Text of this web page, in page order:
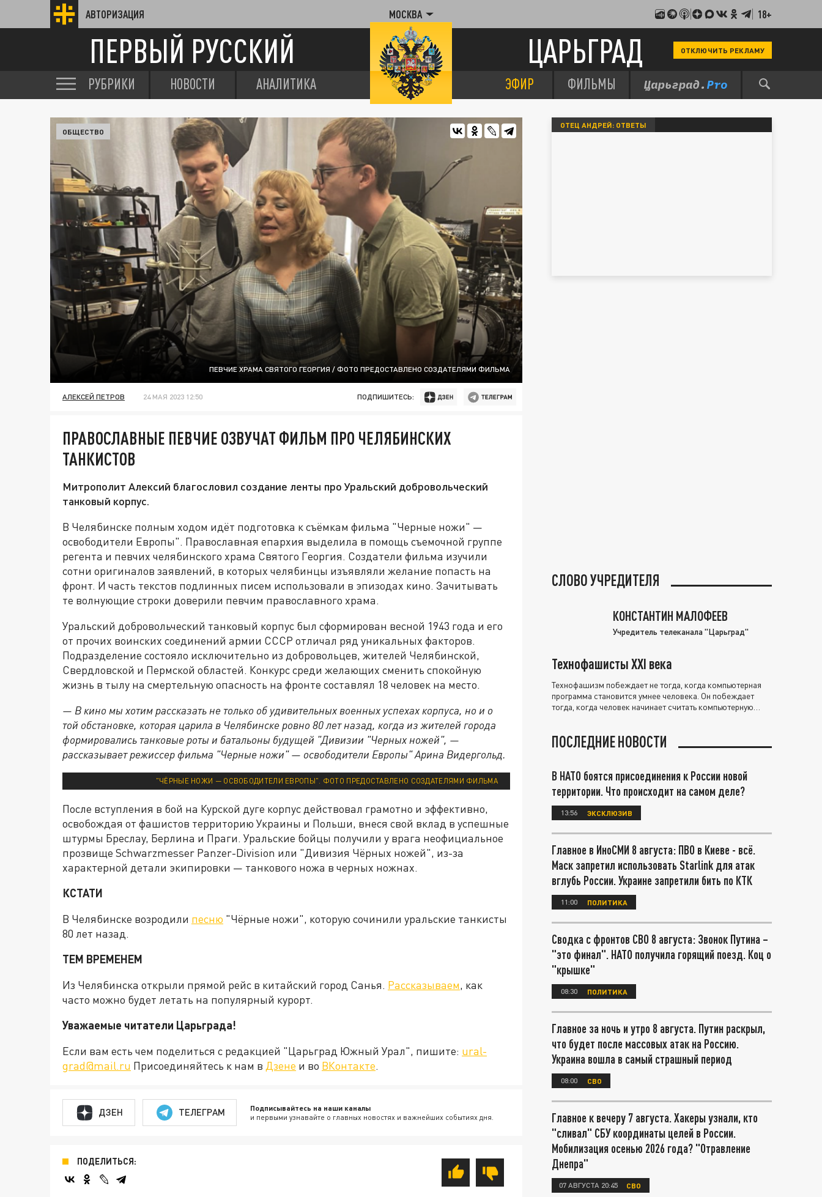
АВТОРИЗАЦИЯ МОСКВА 18+
ПЕРВЫЙ РУССКИЙ ЦАРЬГРАД ОТКЛЮЧИТЬ РЕКЛАМУ
РУБРИКИ НОВОСТИ АНАЛИТИКА ЭФИР ФИЛЬМЫ
ПЕВЧИЕ ХРАМА СВЯТОГО ГЕОРГИЯ / ФОТО ПРЕДОСТАВЛЕНО СОЗДАТЕЛЯМИ ФИЛЬМА
ОБЩЕСТВО
АЛЕКСЕЙ ПЕТРОВ 24 МАЯ 2023 12:50 ПОДПИШИТЕСЬ:
ПРАВОСЛАВНЫЕ ПЕВЧИЕ ОЗВУЧАТ ФИЛЬМ ПРО ЧЕЛЯБИНСКИХ
ТАНКИСТОВ
Митрополит Алексий благословил создание ленты про Уральский добровольческий
танковый корпус.
В Челябинске полным ходом идёт подготовка к съёмкам фильма "Черные ножи" —
освободители Европы". Православная епархия выделила в помощь съемочной группе
регента и певчих челябинского храма Святого Георгия. Создатели фильма изучили
сотни оригиналов заявлений, в которых челябинцы изъявляли желание попасть на
фронт. И часть текстов подлинных писем использовали в эпизодах кино. Зачитывать
те волнующие строки доверили певчим православного храма.
Уральский добровольческий танковый корпус был сформирован весной 1943 года и его
от прочих воинских соединений армии СССР отличал ряд уникальных факторов.
Подразделение состояло исключительно из добровольцев, жителей Челябинской,
Свердловской и Пермской областей. Конкурс среди желающих сменить спокойную
жизнь в тылу на смертельную опасность на фронте составлял 18 человек на место.
— В кино мы хотим рассказать не только об удивительных военных успехах корпуса, но и о
той обстановке, которая царила в Челябинске ровно 80 лет назад, когда из жителей города
формировались танковые роты и батальоны будущей "Дивизии "Черных ножей", —
рассказывает режиссер фильма "Черные ножи" — освободители Европы" Арина Видергольд.
"ЧЁРНЫЕ НОЖИ — ОСВОБОДИТЕЛИ ЕВРОПЫ". ФОТО ПРЕДОСТАВЛЕНО СОЗДАТЕЛЯМИ ФИЛЬМА
После вступления в бой на Курской дуге корпус действовал грамотно и эффективно,
освобождая от фашистов территорию Украины и Польши, внеся свой вклад в успешные
штурмы Бреслау, Берлина и Праги. Уральские бойцы получили у врага неофициальное
прозвище Schwarzmesser Panzer-Division или "Дивизия Чёрных ножей", из-за
характерной детали экипировки — танкового ножа в черных ножнах.
КСТАТИ
В Челябинске возродили песню "Чёрные ножи", которую сочинили уральские танкисты
80 лет назад.
ТЕМ ВРЕМЕНЕМ
Из Челябинска открыли прямой рейс в китайский город Санья. Рассказываем, как
часто можно будет летать на популярный курорт.
Уважаемые читатели Царьграда!
Если вам есть чем поделиться с редакцией "Царьград Южный Урал", пишите: ural-
grad@mail.ru Присоединяйтесь к нам в Дзене и во ВКонтакте.
ДЗЕН ТЕЛЕГРАМ Подписывайтесь на наши каналы
и первыми узнавайте о главных новостях и важнейших событиях дня.
ПОДЕЛИТЬСЯ:
ОТЕЦ АНДРЕЙ: ОТВЕТЫ
СЛОВО УЧРЕДИТЕЛЯ
КОНСТАНТИН МАЛОФЕЕВ
Учредитель телеканала "Царьград"
Технофашисты XXI века
Технофашизм побеждает не тогда, когда компьютерная
программа становится умнее человека. Он побеждает
тогда, когда человек начинает считать компьютерную
ПОСЛЕДНИЕ НОВОСТИ
В НАТО боятся присоединения к России новой
территории. Что происходит на самом деле?
13:56 ЭКСКЛЮЗИВ
Главное в ИноСМИ 8 августа: ПВО в Киеве - всё.
Маск запретил использовать Starlink для атак
вглубь России. Украине запретили бить по КТК
11:00 ПОЛИТИКА
Сводка с фронтов СВО 8 августа: Звонок Путина –
"это финал". НАТО получила горящий поезд. Коц о
"крышке"
08:30 ПОЛИТИКА
Главное за ночь и утро 8 августа. Путин раскрыл,
что будет после массовых атак на Россию.
Украина вошла в самый страшный период
08:00 СВО
Главное к вечеру 7 августа. Хакеры узнали, кто
"сливал" СБУ координаты целей в России.
Мобилизация осенью 2026 года? "Отравление
Днепра"
07 АВГУСТА 20:45 СВО